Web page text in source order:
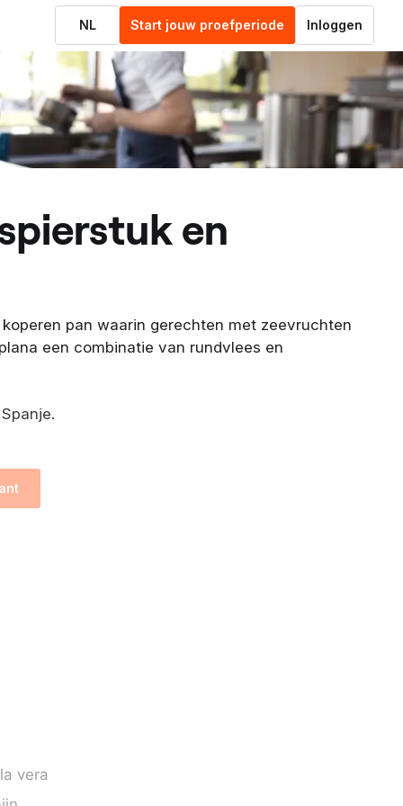
NL Start jouw proefperiode Inloggen
pan waarin gerechten met zeevruchten
een combinatie van rundvlees en
vera